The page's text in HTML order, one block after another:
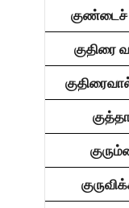
குண்டைச்
குதிரை